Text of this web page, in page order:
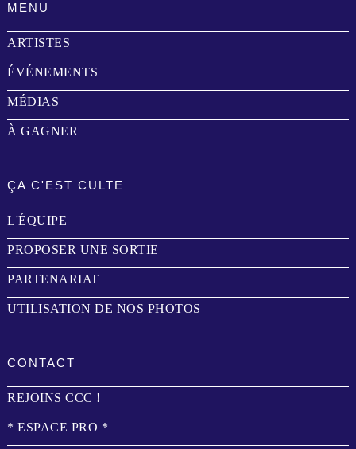
MENU
ARTISTES
ÉVÉNEMENTS
MÉDIAS
À GAGNER
ÇA C'EST CULTE
L'ÉQUIPE
PROPOSER UNE SORTIE
PARTENARIAT
UTILISATION DE NOS PHOTOS
CONTACT
REJOINS CCC !
* ESPACE PRO *